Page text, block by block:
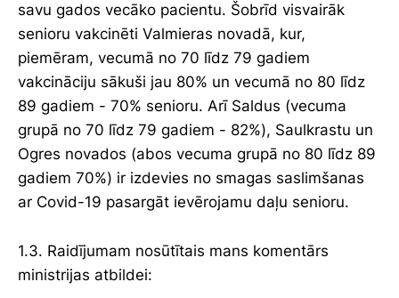
savu gados vecāko pacientu. Šobrīd visvairāk
senioru vakcinēti Valmieras novadā, kur,
piemēram, vecumā no 70 līdz 79 gadiem
vakcināciju sākuši jau 80% un vecumā no 80 līdz
89 gadiem - 70% senioru. Arī Saldus (vecuma
grupā no 70 līdz 79 gadiem - 82%), Saulkrastu un
Ogres novados (abos vecuma grupā no 80 līdz 89
gadiem 70%) ir izdevies no smagas saslimšanas
ar Covid-19 pasargāt ievērojamu daļu senioru.
1.3. Raidījumam nosūtītais mans komentārs
ministrijas atbildei: